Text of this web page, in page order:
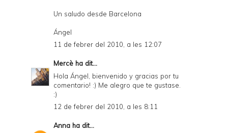
Un saludo desde Barcelona
Ángel
11 de febrer del 2010, a les 12:07
Mercè ha dit...
Hola Ángel, bienvenido y gracias por tu
comentario! :) Me alegro que te gustase.
:)
12 de febrer del 2010, a les 8:11
Anna ha dit...